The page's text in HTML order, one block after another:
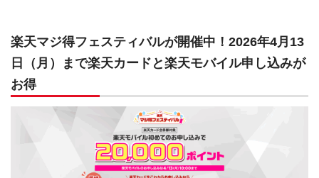
楽天マジ得フェスティバルが開催中！2026年4月13
日（月）まで楽天カードと楽天モバイル申し込みが
お得